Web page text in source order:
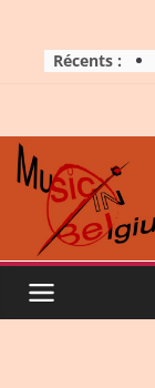
contentRécents :